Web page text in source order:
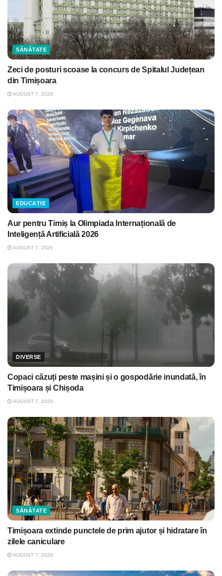
SĂNĂTATE
Zeci de posturi scoase la concurs de Spitalul Județean
din Timișoara
AUGUST 7, 2026
EDUCAȚIE
Aur pentru Timiș la Olimpiada Internațională de
Inteligență Artificială 2026
AUGUST 7, 2026
DIVERSE
Copaci căzuți peste mașini și o gospodărie inundată, în
Timișoara și Chișoda
AUGUST 7, 2026
SĂNĂTATE
Timișoara extinde punctele de prim ajutor și hidratare în
zilele caniculare
AUGUST 7, 2026